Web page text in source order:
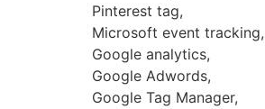
Pinterest tag,
Microsoft event tracking,
Google analytics,
Google Adwords,
Google Tag Manager,